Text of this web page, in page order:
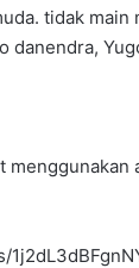
tidak
danendra,